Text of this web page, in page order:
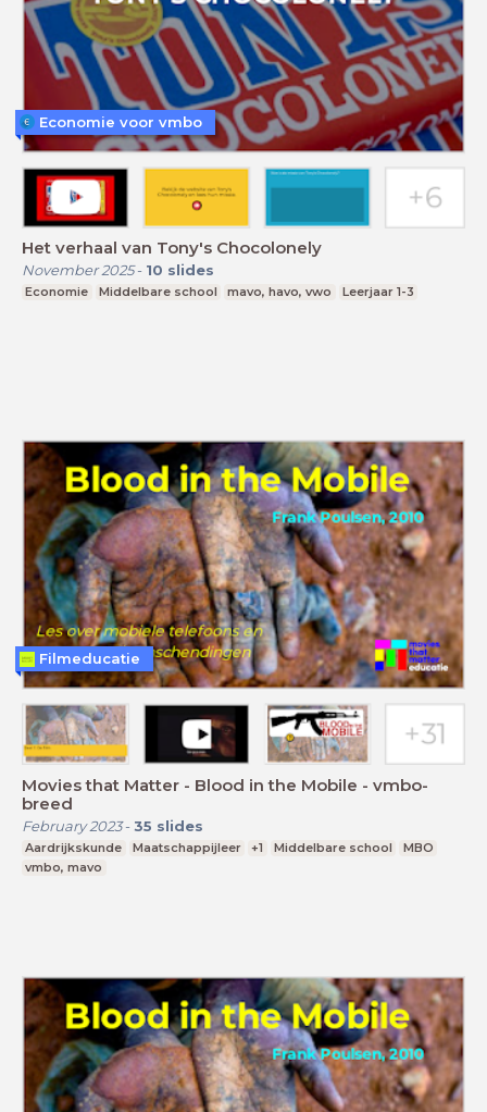
Het verhaal van Tony's Chocolonely
November 2025- 10 slides
Economie Middelbare school mavo, havo, vwo Leerjaar 1-3
Economie voor vmbo
Movies that Matter - Blood in the Mobile - vmbo-
breed
February 2023- 35 slides
Aardrijkskunde Maatschappijleer +1 Middelbare school
MBO
vmbo, mavo
Filmeducatie